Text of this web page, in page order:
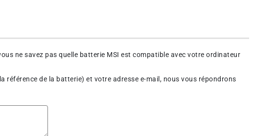
ne savez pas quelle batterie MSI est compatible avec votre ordinateur
référence de la batterie) et votre adresse e-mail, nous vous répondrons